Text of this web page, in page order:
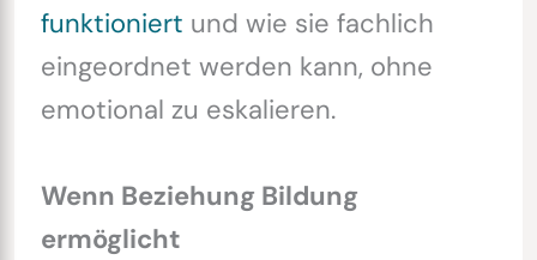
funktioniert und wie sie fachlich
eingeordnet werden kann, ohne
emotional zu eskalieren.
Wenn Beziehung Bildung
ermöglicht